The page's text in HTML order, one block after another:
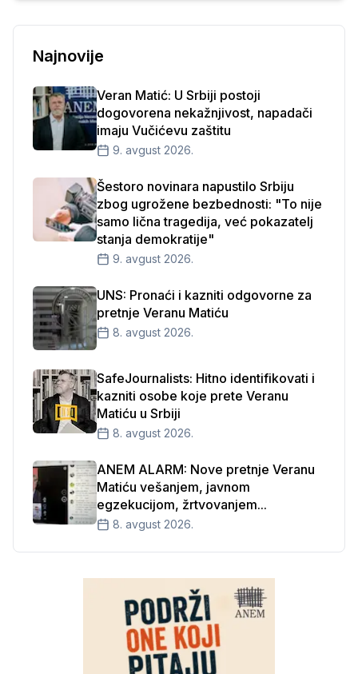
Najnovije
Veran Matić: U Srbiji postoji
dogovorena nekažnjivost, napadači
imaju Vučićevu zaštitu
9. avgust 2026.
Šestoro novinara napustilo Srbiju
zbog ugrožene bezbednosti: "To nije
samo lična tragedija, već pokazatelj
stanja demokratije"
9. avgust 2026.
UNS: Pronaći i kazniti odgovorne za
pretnje Veranu Matiću
8. avgust 2026.
SafeJournalists: Hitno identifikovati i
kazniti osobe koje prete Veranu
Matiću u Srbiji
8. avgust 2026.
ANEM ALARM: Nove pretnje Veranu
Matiću vešanjem, javnom
egzekucijom, žrtvovanjem...
8. avgust 2026.